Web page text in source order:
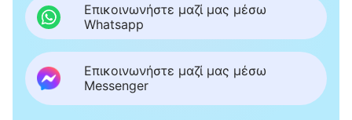
Επικοινωνήστε μαζί μας μέσω
Whatsapp
Επικοινωνήστε μαζί μας μέσω
Messenger